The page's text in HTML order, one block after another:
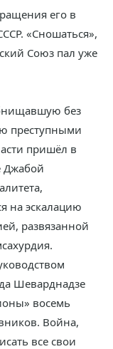
его в
«Сношаться»,
Союз пал уже
без
преступными
пришёл в
Джабой
на эскалацию
развязанной
Шеварднадзе
восемь
Война,
все свои